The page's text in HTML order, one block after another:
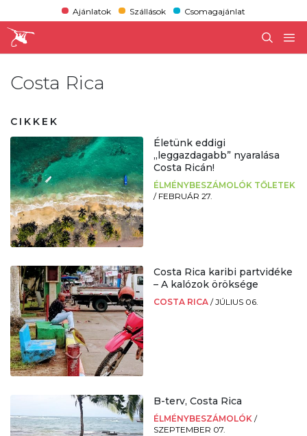
Ajánlatok Szállások Csomagajánlat
Costa Rica
CIKKEK
Életünk eddigi
„leggazdagabb” nyaralása
Costa Ricán!
ÉLMÉNYBESZÁMOLÓK TŐLETEK
/ FEBRUÁR 27.
Costa Rica karibi partvidéke
– A kalózok öröksége
COSTA RICA /JÚLIUS 06.
B-terv, Costa Rica
ÉLMÉNYBESZÁMOLÓK /
SZEPTEMBER 07.